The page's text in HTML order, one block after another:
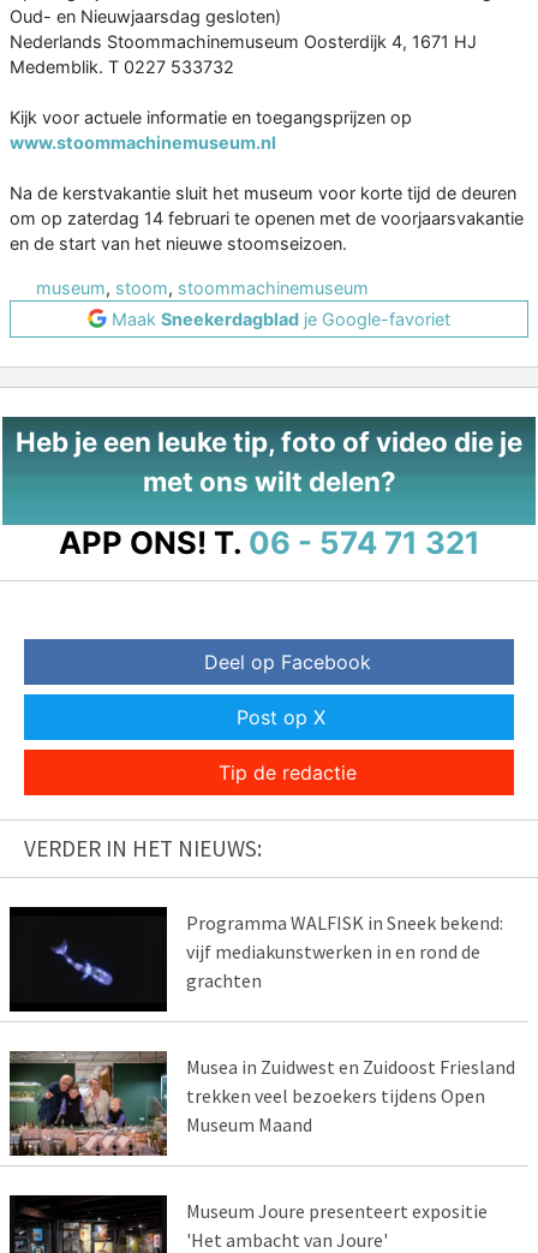
Oud- en Nieuwjaarsdag gesloten)
Nederlands Stoommachinemuseum Oosterdijk 4, 1671 HJ
Medemblik. T 0227 533732
Kijk voor actuele informatie en toegangsprijzen op
www.stoommachinemuseum.nl
Na de kerstvakantie sluit het museum voor korte tijd de deuren
om op zaterdag 14 februari te openen met de voorjaarsvakantie
en de start van het nieuwe stoomseizoen.
museum, stoom, stoommachinemuseum
Maak Sneekerdagblad je Google-favoriet
Heb je een leuke tip, foto of video die je
met ons wilt delen?
APP ONS! T. 06 - 574 71 321
Deel op Facebook
Post op X
Tip de redactie
VERDER IN HET NIEUWS:
Programma WALFISK in Sneek bekend:
vijf mediakunstwerken in en rond de
grachten
Musea in Zuidwest en Zuidoost Friesland
trekken veel bezoekers tijdens Open
Museum Maand
Museum Joure presenteert expositie
'Het ambacht van Joure'